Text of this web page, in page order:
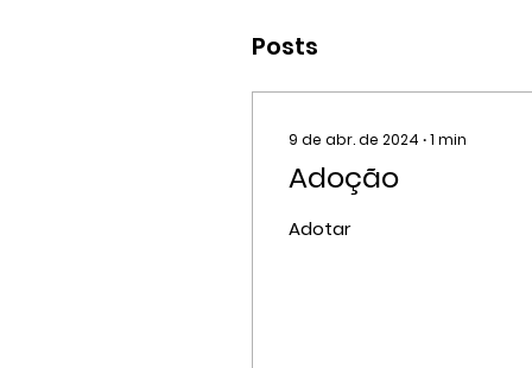
Posts
9 de abr. de 2024 ∙1 min
Adoção
Adotar